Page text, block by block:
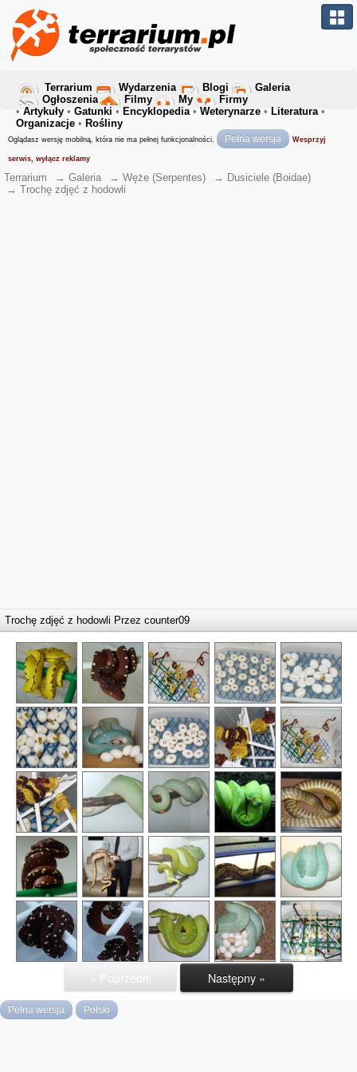
Terrarium Wydarzenia Blogi
Galeria
Ogłoszenia
Filmy My
Firmy
• Artykuły • Gatunki • Encyklopedia• Weterynarze • Literatura•
Organizacje • Rośliny
Oglądasz wersję mobilną, która nie ma pełnej funkcjonalności. Pełna wersja Wesprzyj
serwis, wyłącz reklamy
Terrarium → Galeria → Węże (Serpentes) → Dusiciele (Boidae)
→ Trochę zdjęć z hodowli
Trochę zdjęć z hodowli Przez counter09
« Poprzedni Następny »
Pełna wersja Polski